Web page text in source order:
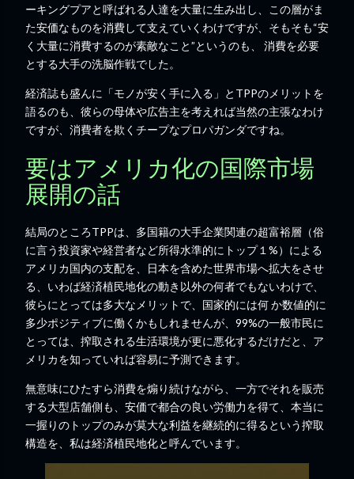
ーキングプアと呼ばれる人達を大量に生み出し、この層がま
た安価なものを消費して支えていくわけですが、そもそも“安
く大量に消費するのが素敵なこと”というのも、 消費を必要
とする大手の洗脳作戦でした。
経済誌も盛んに「モノが安く手に入る」とTPPのメリットを
語るのも、彼らの母体や広告主を考えれば当然の主張なわけ
ですが、消費者を欺くチープなプロパガンダですね。
要はアメリカ化の国際市場
展開の話
結局のところTPPは、多国籍の大手企業関連の超富裕層（俗
に言う投資家や経営者など所得水準的にトップ１%）による
アメリカ国内の支配を、日本を含めた世界市場へ拡大をさせ
る、いわば経済植民地化の動き以外の何者でもないわけで、
彼らにとっては多大なメリットで、国家的には何 か数値的に
多少ポジティブに働くかもしれませんが、99%の一般市民に
とっては、搾取される生活環境が更に悪化するだけだと、ア
メリカを知っていれば容易に予測できます。
無意味にひたすら消費を煽り続けながら、一方でそれを販売
する大型店舗側も、安価で都合の良い労働力を得て、本当に
一握りのトップのみが莫大な利益を継続的に得るという搾取
構造を、私は経済植民地化と呼んでいます。